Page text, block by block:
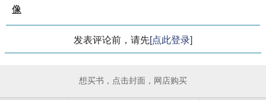
像
发表评论前，请先[点此登录]
想买书，点击封面，网店购买